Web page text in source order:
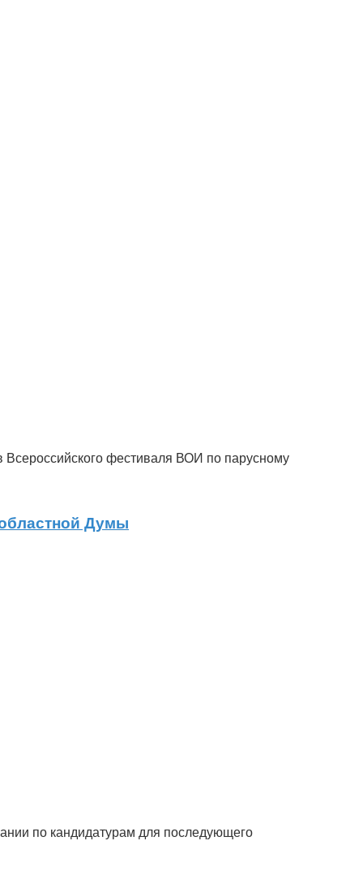
Всероссийского фестиваля ВОИ по парусному
Думы
по кандидатурам для последующего